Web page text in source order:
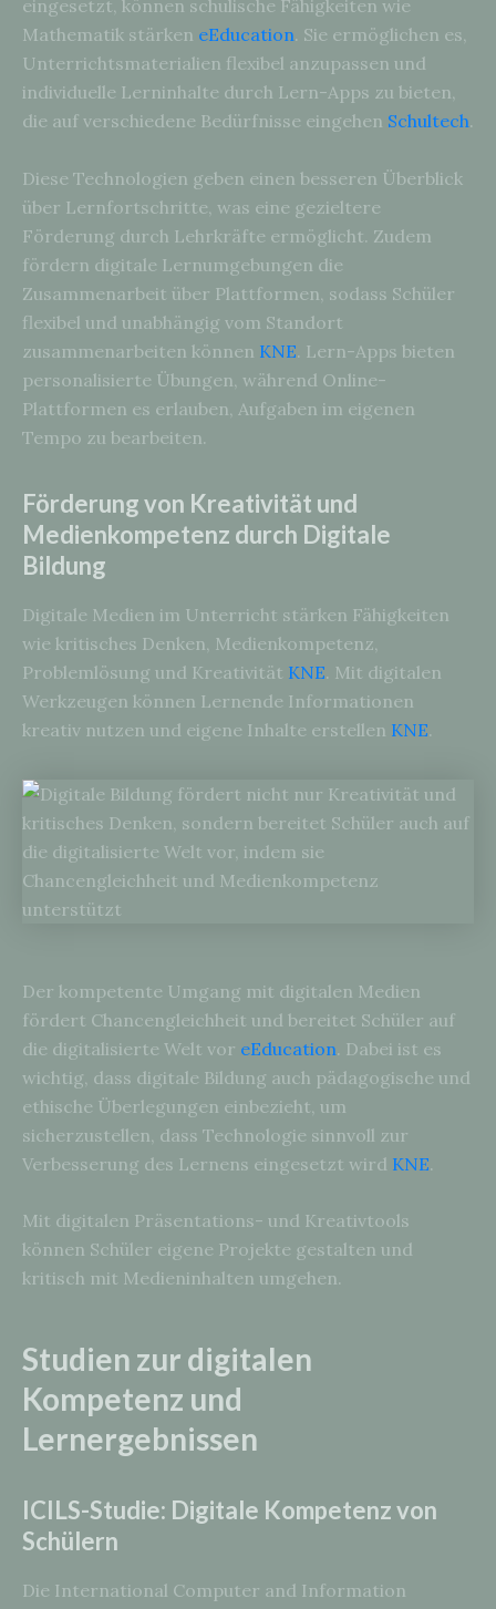
eingesetzt, können schulische Fähigkeiten wie
Mathematik stärken eEducation. Sie ermöglichen es,
Unterrichtsmaterialien flexibel anzupassen und
individuelle Lerninhalte durch Lern-Apps zu bieten,
die auf verschiedene Bedürfnisse eingehen Schultech.
Diese Technologien geben einen besseren Überblick
über Lernfortschritte, was eine gezieltere
Förderung durch Lehrkräfte ermöglicht. Zudem
fördern digitale Lernumgebungen die
Zusammenarbeit über Plattformen, sodass Schüler
flexibel und unabhängig vom Standort
zusammenarbeiten können KNE. Lern-Apps bieten
personalisierte Übungen, während Online-
Plattformen es erlauben, Aufgaben im eigenen
Tempo zu bearbeiten.
Förderung von Kreativität und
Medienkompetenz durch Digitale
Bildung
Digitale Medien im Unterricht stärken Fähigkeiten
wie kritisches Denken, Medienkompetenz,
Problemlösung und Kreativität KNE. Mit digitalen
Werkzeugen können Lernende Informationen
kreativ nutzen und eigene Inhalte erstellen KNE.
Der kompetente Umgang mit digitalen Medien
fördert Chancengleichheit und bereitet Schüler auf
die digitalisierte Welt vor eEducation. Dabei ist es
wichtig, dass digitale Bildung auch pädagogische und
ethische Überlegungen einbezieht, um
sicherzustellen, dass Technologie sinnvoll zur
Verbesserung des Lernens eingesetzt wird KNE.
Mit digitalen Präsentations- und Kreativtools
können Schüler eigene Projekte gestalten und
kritisch mit Medieninhalten umgehen.
Studien zur digitalen
Kompetenz und
Lernergebnissen
ICILS-Studie: Digitale Kompetenz von
Schülern
Die International Computer and Information